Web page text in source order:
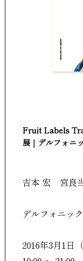
Fruit Labels
展｜デルフォニ
吉本 宏 宮良
デルフォニッ
2016年3月1日